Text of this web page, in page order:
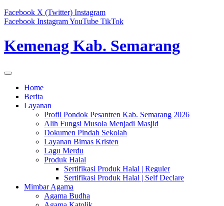
Facebook X (Twitter) Instagram
Facebook InstagramYouTube TikTok
Kemenag Kab. Semarang
Home
Berita
Layanan
Profil Pondok Pesantren Kab. Semarang 2026
Alih Fungsi Musola Menjadi Masjid
Dokumen Pindah Sekolah
Layanan Bimas Kristen
Lagu Merdu
Produk Halal
Sertifikasi Produk Halal | Reguler
Sertifikasi Produk Halal | Self Declare
Mimbar Agama
Agama Budha